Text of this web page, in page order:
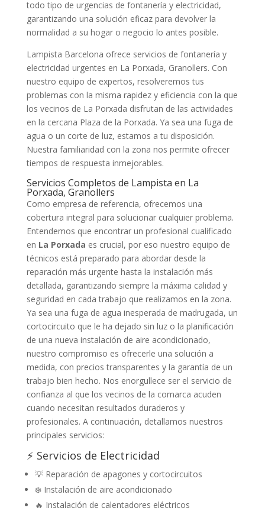
todo tipo de urgencias de fontanería y electricidad,
garantizando una solución eficaz para devolver la
normalidad a su hogar o negocio lo antes posible.
Lampista Barcelona ofrece servicios de fontanería y
electricidad urgentes en La Porxada, Granollers. Con
nuestro equipo de expertos, resolveremos tus
problemas con la misma rapidez y eficiencia con la que
los vecinos de La Porxada disfrutan de las actividades
en la cercana Plaza de la Porxada. Ya sea una fuga de
agua o un corte de luz, estamos a tu disposición.
Nuestra familiaridad con la zona nos permite ofrecer
tiempos de respuesta inmejorables.
Servicios Completos de Lampista en La
Porxada, Granollers
Como empresa de referencia, ofrecemos una
cobertura integral para solucionar cualquier problema.
Entendemos que encontrar un profesional cualificado
en La Porxada es crucial, por eso nuestro equipo de
técnicos está preparado para abordar desde la
reparación más urgente hasta la instalación más
detallada, garantizando siempre la máxima calidad y
seguridad en cada trabajo que realizamos en la zona.
Ya sea una fuga de agua inesperada de madrugada, un
cortocircuito que le ha dejado sin luz o la planificación
de una nueva instalación de aire acondicionado,
nuestro compromiso es ofrecerle una solución a
medida, con precios transparentes y la garantía de un
trabajo bien hecho. Nos enorgullece ser el servicio de
confianza al que los vecinos de la comarca acuden
cuando necesitan resultados duraderos y
profesionales. A continuación, detallamos nuestros
principales servicios:
⚡ Servicios de Electricidad
💡 Reparación de apagones y cortocircuitos
❄️ Instalación de aire acondicionado
🔥 Instalación de calentadores eléctricos